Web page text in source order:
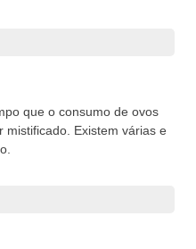
que o consumo de ovos
mistificado. Existem várias e